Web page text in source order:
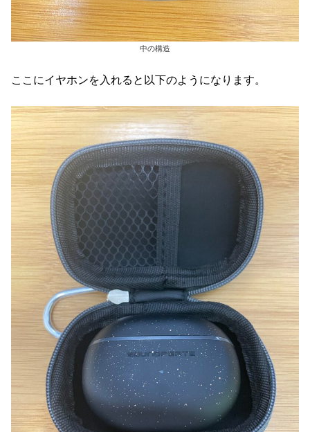
中の構造
ここにイヤホンを入れると以下のようになります。